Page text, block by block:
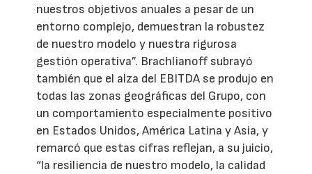
nuestros objetivos anuales a pesar de un
entorno complejo, demuestran la robustez
de nuestro modelo y nuestra rigurosa
gestión operativa”. Brachlianoff subrayó
también que el alza del EBITDA se produjo en
todas las zonas geográficas del Grupo, con
un comportamiento especialmente positivo
en Estados Unidos, América Latina y Asia, y
remarcó que estas cifras reflejan, a su juicio,
“la resiliencia de nuestro modelo, la calidad